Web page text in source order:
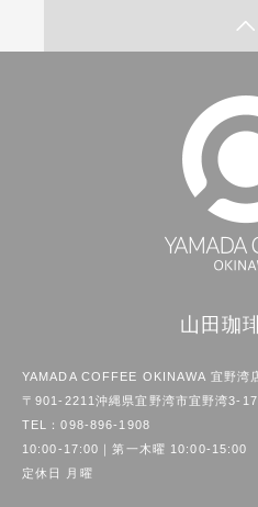
山田珈
YAMADA COFFEE OKINAWA 宜野湾
〒901-2211沖縄県宜野湾市宜野湾3-
TEL：098-896-1908
10:00-17:00｜第一木曜 10:00-15:00
定休日 月曜